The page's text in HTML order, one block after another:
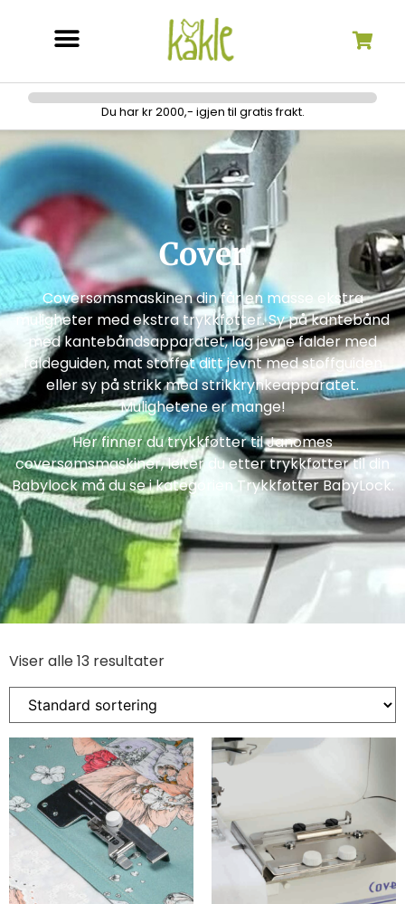
Du har kr 2000,- igjen til gratis frakt.
Cover
Coversømsmaskinen din får en masse ekstra
muligheter med ekstra trykkføtter. Sy på kantebånd
med kantebåndsapparatet, lag jevne falder med
faldeguiden, mat stoffet ditt jevnt med stoffguiden
eller sy på strikk med strikkrynkeapparatet.
Mulighetene er mange!
Her finner du trykkføtter til Janomes
coversømsmaskiner, leiter du etter trykkføtter til din
Babylock må du se i kategorien Trykkføtter BabyLock.
Viser alle 13 resultater